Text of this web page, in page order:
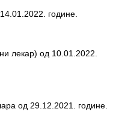
године.
лекар) од 10.01.2022.
од 29.12.2021. године.